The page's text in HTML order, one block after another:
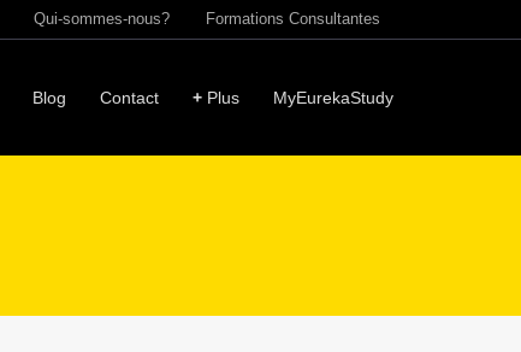
Qui-sommes-nous? Formations Consultantes
Blog Contact + Plus MyEurekaStudy